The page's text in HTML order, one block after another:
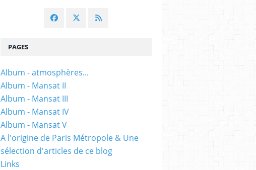
PAGES
Album - atmosphères...
Album - Mansat II
Album - Mansat III
Album - Mansat IV
Album - Mansat V
A l'origine de Paris Métropole & Une
sélection d'articles de ce blog
Links